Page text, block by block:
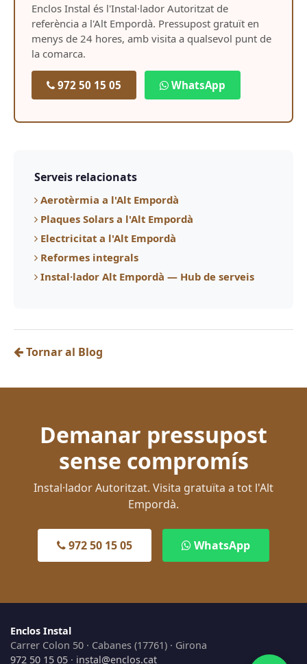
Enclos Instal és l'Instal·lador Autoritzat de
referència a l'Alt Empordà. Pressupost gratuït en
menys de 24 hores, amb visita a qualsevol punt de
la comarca.
972 50 15 05 WhatsApp
Serveis relacionats
Aerotèrmia a l'Alt Empordà
Plaques Solars a l'Alt Empordà
Electricitat a l'Alt Empordà
Reformes integrals
Instal·lador Alt Empordà — Hub de serveis
Tornar al Blog
Demanar pressupost
sense compromís
Instal·lador Autoritzat. Visita gratuïta a tot l'Alt
Empordà.
972 50 15 05 WhatsApp
Enclos Instal
Carrer Colon 50 · Cabanes (17761) · Girona
972 50 15 05 · instal@enclos.cat